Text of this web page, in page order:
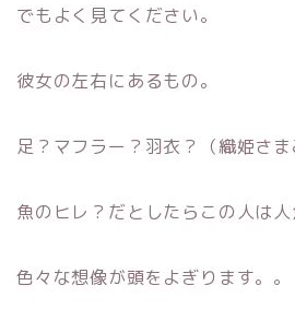
でもよく見てください。
彼女の左右にあるもの。
足？マフラー？羽衣？（織姫さま
魚のヒレ？だとしたらこの人は人
色々な想像が頭をよぎります。。